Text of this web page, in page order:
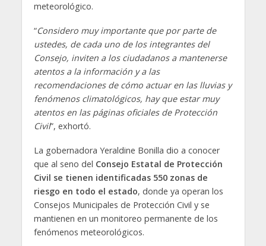
meteorológico.
“Considero muy importante que por parte de
ustedes, de cada uno de los integrantes del
Consejo, inviten a los ciudadanos a mantenerse
atentos a la información y a las
recomendaciones de cómo actuar en las lluvias y
fenómenos climatológicos, hay que estar muy
atentos en las páginas oficiales de Protección
Civil”, exhortó.
La gobernadora Yeraldine Bonilla dio a conocer
que al seno del Consejo Estatal de Protección
Civil se tienen identificadas 550 zonas de
riesgo en todo el estado, donde ya operan los
Consejos Municipales de Protección Civil y se
mantienen en un monitoreo permanente de los
fenómenos meteorológicos.